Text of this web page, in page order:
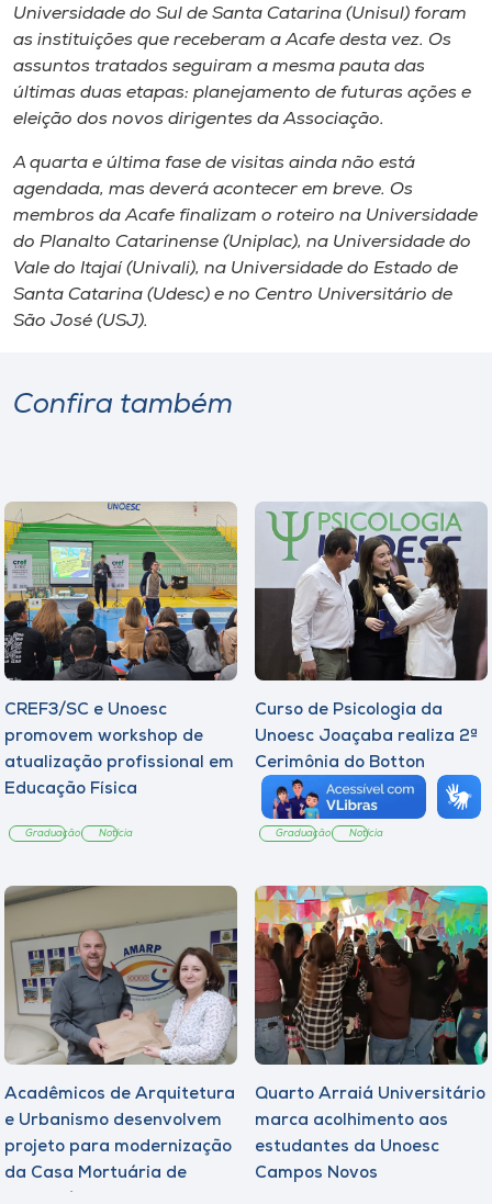
Universidade do Sul de Santa Catarina (Unisul) foram
as instituições que receberam a Acafe desta vez. Os
assuntos tratados seguiram a mesma pauta das
últimas duas etapas: planejamento de futuras ações e
eleição dos novos dirigentes da Associação.
A quarta e última fase de visitas ainda não está
agendada, mas deverá acontecer em breve. Os
membros da Acafe finalizam o roteiro na Universidade
do Planalto Catarinense (Uniplac), na Universidade do
Vale do Itajaí (Univali), na Universidade do Estado de
Santa Catarina (Udesc) e no Centro Universitário de
São José (USJ).
Confira também
CREF3/SC e Unoesc
promovem workshop de
atualização profissional em
Educação Física
Graduação Notícia
Curso de Psicologia da
Unoesc Joaçaba realiza 2ª
Cerimônia do Botton
Graduação Notícia
Acadêmicos de Arquitetura
e Urbanismo desenvolvem
projeto para modernização
da Casa Mortuária de
Quarto Arraiá Universitário
marca acolhimento aos
estudantes da Unoesc
Campos Novos